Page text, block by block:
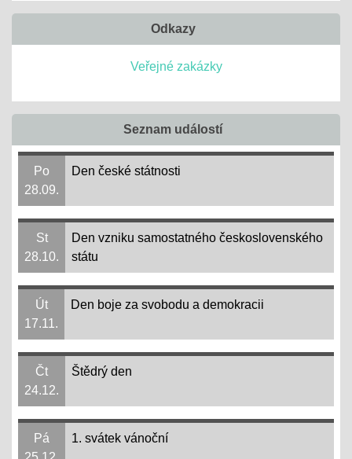
Odkazy
Veřejné zakázky
Seznam událostí
Po
28.09.
Den české státnosti
St
28.10.
Den vzniku samostatného československého
státu
Út
17.11.
Den boje za svobodu a demokracii
Čt
24.12.
Štědrý den
Pá
1. svátek vánoční